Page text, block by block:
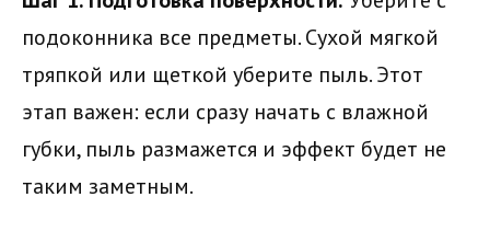
подоконника все предметы. Сухой мягкой
тряпкой или щеткой уберите пыль. Этот
этап важен: если сразу начать с влажной
губки, пыль размажется и эффект будет не
таким заметным.